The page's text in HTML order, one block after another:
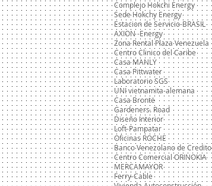
Complejo Hokchi Energy
Sede Hokchy Energy
Estacion de Servicio-BRASIL
AXION -Energy
Zona Rental Plaza Venezuela
Centro Clinico del Caribe
Casa MANLY
Casa Pittwater
Laboratorio SGS
UNI vietnamita-alemana
Casa Brontë
Gardeners. Road
Diseño Interior
Loft-Pampatar
Oficinas ROCHE
Banco Venezolano de Credito
Centro Comercial ORINOKIA
MERCAMAYOR
Ferry-Cable